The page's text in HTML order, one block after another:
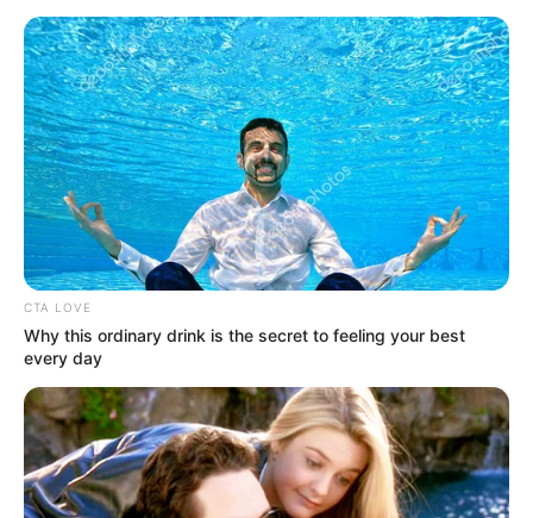
MANTÉNGASE EN ALERTA
Tenemos todas las noticias que le
interesan. Para estar bien informado, por
favor, active las notificaciones de Alerta.
ACTIVAR AHORA
TEMAS DESTACADOS
CORTES DE LUZ EN BOLÍVAR
EL CARMEN DE BOLÍVAR
DUMEK TURBAY
ALCALDÍA DE CARTAGENA
YAMIL ARANA
FEMINICIDIO
CTA LOVE
Why this ordinary drink is the secret to feeling your best
every day